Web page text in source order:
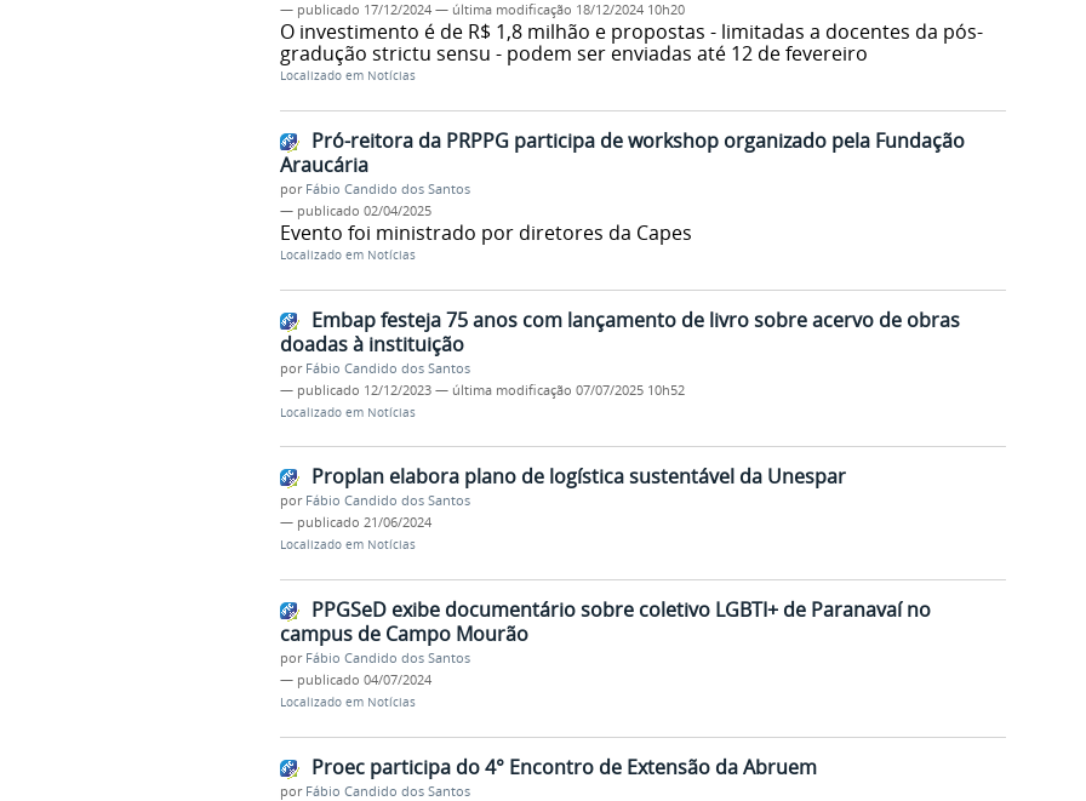
— publicado 17/12/2024 — última modificação 18/12/2024 10h20
O investimento é de R$ 1,8 milhão e propostas - limitadas a docentes da pós-
gradução strictu sensu - podem ser enviadas até 12 de fevereiro
Localizado em Notícias
Pró-reitora da PRPPG participa de workshop organizado pela Fundação
Araucária
por Fábio Candido dos Santos
— publicado 02/04/2025
Evento foi ministrado por diretores da Capes
Localizado em Notícias
Embap festeja 75 anos com lançamento de livro sobre acervo de obras
doadas à instituição
por Fábio Candido dos Santos
— publicado 12/12/2023 — última modificação 07/07/2025 10h52
Localizado em Notícias
Proplan elabora plano de logística sustentável da Unespar
por Fábio Candido dos Santos
— publicado 21/06/2024
Localizado em Notícias
PPGSeD exibe documentário sobre coletivo LGBTI+ de Paranavaí no
campus de Campo Mourão
por Fábio Candido dos Santos
— publicado 04/07/2024
Localizado em Notícias
Proec participa do 4° Encontro de Extensão da Abruem
por Fábio Candido dos Santos